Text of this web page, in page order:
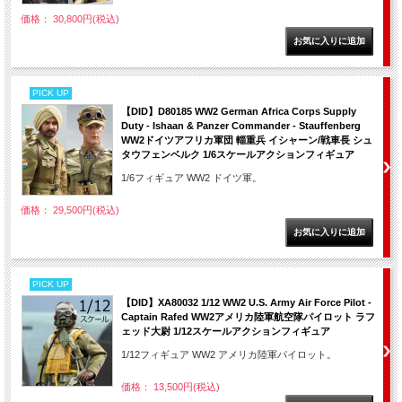
価格： 30,800円(税込)
PICK UP
【DID】D80185 WW2 German Africa Corps Supply
Duty - Ishaan & Panzer Commander - Stauffenberg
WW2ドイツアフリカ軍団 輜重兵 イシャーン/戦車長 シュ
タウフェンベルク 1/6スケールアクションフィギュア
1/6フィギュア WW2 ドイツ軍。
価格： 29,500円(税込)
PICK UP
【DID】XA80032 1/12 WW2 U.S. Army Air Force Pilot -
Captain Rafed WW2アメリカ陸軍航空隊パイロット ラフ
ェッド大尉 1/12スケールアクションフィギュア
1/12フィギュア WW2 アメリカ陸軍パイロット。
価格： 13,500円(税込)